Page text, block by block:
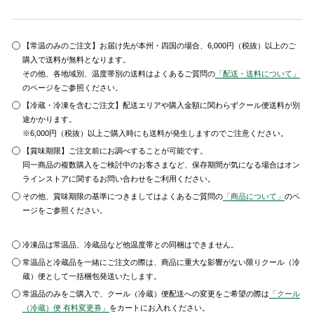
【常温のみのご注文】お届け先が本州・四国の場合、6,000円（税抜）以上のご
購入で送料が無料となります。
その他、各地域別、温度帯別の送料はよくあるご質問の 「配送・送料について」
のページをご参照ください。
【冷蔵・冷凍を含むご注文】配送エリアや購入金額に関わらずクール便送料が別
途かかります。
※6,000円（税抜）以上ご購入時にも送料が発生しますのでご注意ください。
【賞味期限】ご注文前にお調べすることが可能です。
同一商品の複数購入をご検討中のお客さまなど、保存期間が気になる場合はオン
ラインストアに関するお問い合わせをご利用ください。
その他、賞味期限の基準につきましてはよくあるご質問の 「商品について」のペ
ージをご参照ください。
冷凍品は常温品、冷蔵品など他温度帯との同梱はできません。
常温品と冷蔵品を一緒にご注文の際は、商品に重大な影響がない限りクール（冷
蔵）便として一括梱包発送いたします。
常温品のみをご購入で、クール（冷蔵）便配送への変更をご希望の際は 「クール
（冷蔵）便 有料変更券」 をカートにお入れください。